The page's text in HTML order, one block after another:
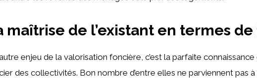
maîtrise de l’existant en termes
enjeu de la valorisation foncière, c’est la parfaite connaissance
des collectivités. Bon nombre d’entre elles ne parviennent pas